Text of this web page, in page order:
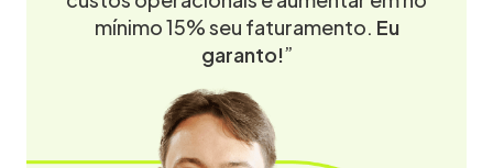
mínimo 15% seu faturamento. Eu
garanto!”